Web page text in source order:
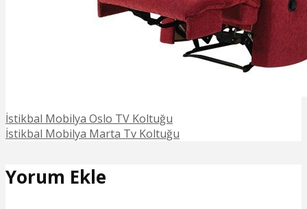
İstikbal Mobilya Oslo TV Koltuğu
İstikbal Mobilya Marta Tv Koltuğu
Yorum Ekle